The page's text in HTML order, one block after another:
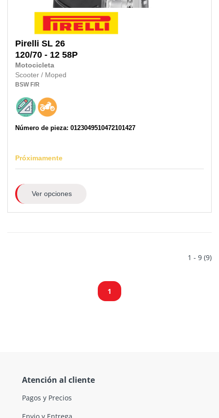
Pirelli SL 26
120/70 - 12 58P
Motocicleta
Scooter / Moped
BSW F/R
Número de pieza: 0123049510472101427
Próximamente
Ver opciones
1 - 9 (9)
1
Atención al cliente
Pagos y Precios